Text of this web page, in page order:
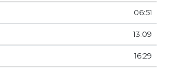
06:51
13:09
16:29